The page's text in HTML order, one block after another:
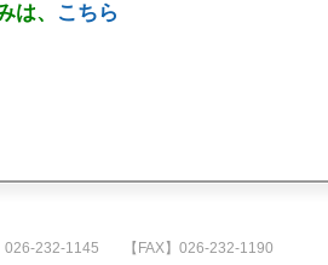
は、 こちら
026-232-1145 【FAX】026-232-1190